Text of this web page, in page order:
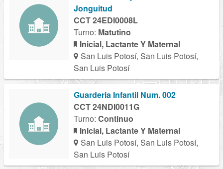
Jonguitud
CCT 24EDI0008L
Turno: Matutino
Inicial, Lactante Y Maternal
San Luis Potosí, San Luis Potosí,
San Luis Potosí
Guarderia Infantil Num. 002
CCT 24NDI0011G
Turno: Continuo
Inicial, Lactante Y Maternal
San Luis Potosí, San Luis Potosí,
San Luis Potosí